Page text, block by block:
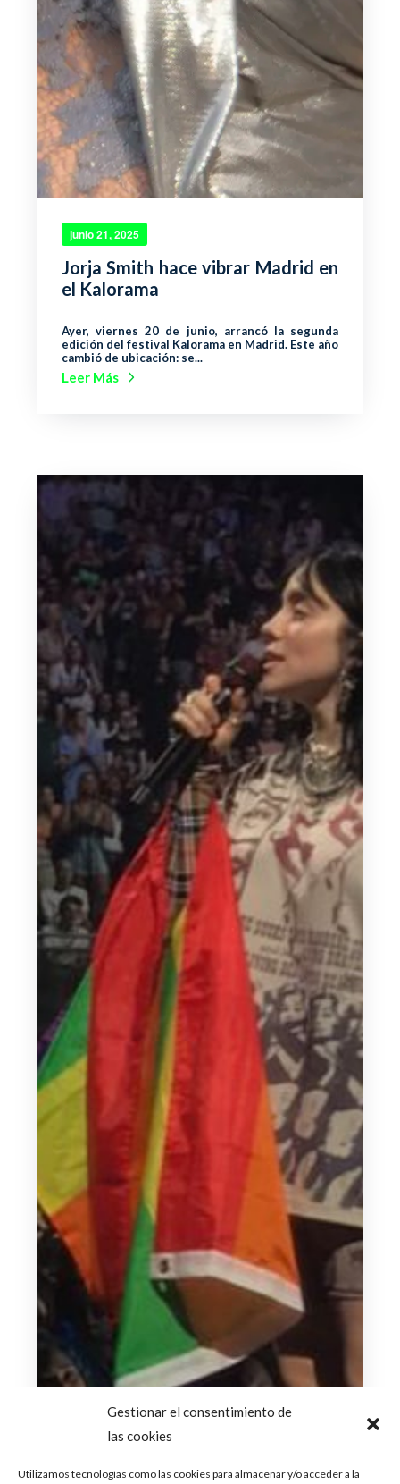
Gestionar el consentimiento de
las cookies
Utilizamos tecnologías como las cookies para almacenar y/o acceder a la
junio 21, 2025
Jorja Smith hace vibrar Madrid en
el Kalorama
Ayer, viernes 20 de junio, arrancó la segunda
edición del festival Kalorama en Madrid. Este año
cambió de ubicación: se...
Leer Más